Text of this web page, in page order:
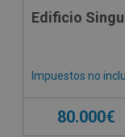
Edificio
Impuestos no
80.000€